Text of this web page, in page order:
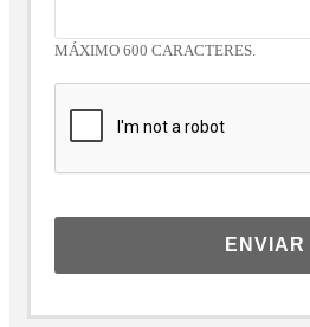
MÁXIMO 600 CARACTERES.
ENVIAR